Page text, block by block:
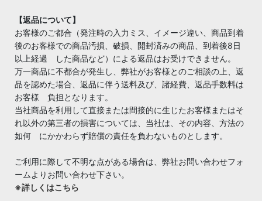
【返品について】
お客様のご都合（発注時の入力ミス、イメージ違い、商品到着
後のお客様での商品汚損、破損、開封済みの商品、到着後8日
以上経過 した商品など）による返品はお受けできません。
万一商品に不都合が発生し、弊社がお客様とのご相談の上、返
品を認めた場合、返品に伴う送料及び、諸経費、返品手数料は
お客様 負担となります。
当社商品を利用して直接または間接的に生じたお客様またはそ
れ以外の第三者の損害については、当社は、その内容、方法の
如何 にかかわらず賠償の責任を負わないものとします。
ご利用に際して不明な点がある場合は、弊社お問い合わせフォ
ームよりお問い合わせ下さい。
※詳しくはこちら